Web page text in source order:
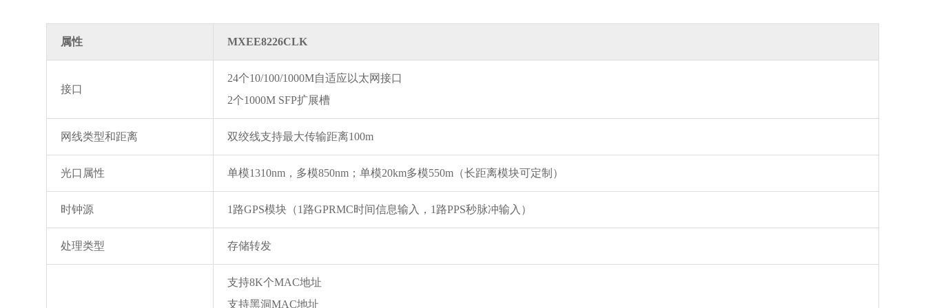
属性 MXEE8226CLK
接口
24个10/100/1000M自适应以太网接口
2个1000M SFP扩展槽
网线类型和距离 双绞线支持最大传输距离100m
光口属性 单模1310nm，多模850nm；单模20km多模550m（长距离模块可定制）
时钟源 1路GPS模块（1路GPRMC时间信息输入，1路PPS秒脉冲输入）
处理类型 存储转发
支持8K个MAC地址
支持黑洞MAC地址